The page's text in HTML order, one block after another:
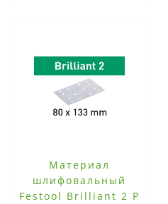
Материал
шлифовальный
Festool Brilliant 2 P